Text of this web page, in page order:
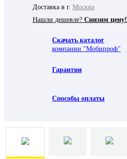
Доставка в г. Москва
Нашли дешевле? Снизим цену!
Скачать каталог
компании "Мобипроф"
Гарантии
Способы оплаты